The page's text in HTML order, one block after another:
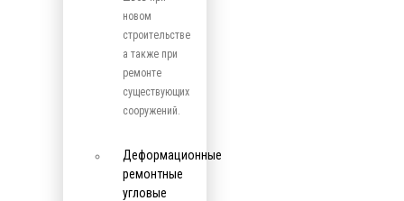
новом
строительстве
а также при
ремонте
существующих
сооружений.
Деформационные
ремонтные
угловые